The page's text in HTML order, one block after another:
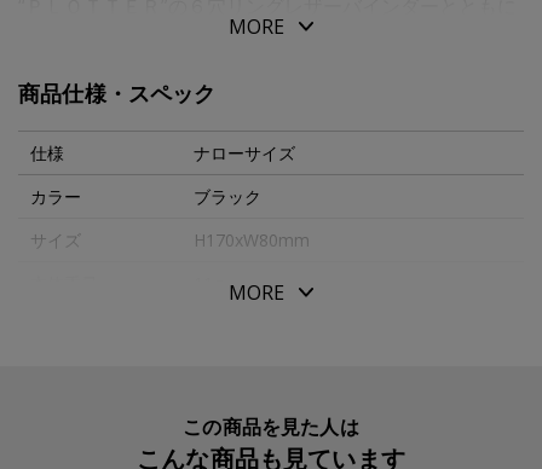
使うことで、創造力がさらに広がるシンプルで機能的なツ
MORE
商品仕様・スペック
仕様
ナローサイズ
カラー
ブラック
サイズ
H170xW80mm
２枚
77716442
MORE
この商品を見た人は
こんな商品も見ています